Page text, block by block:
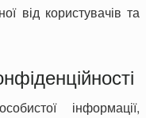
від користувачів та
інформації,